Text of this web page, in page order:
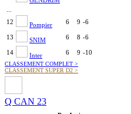
...
12
Pompier 6 9 -6
13 SNIM 6 8 -6
14 Inter 6 9 -10
CLASSEMENT COMPLET >
CLASSEMENT SUPER D2 >
Q CAN 23